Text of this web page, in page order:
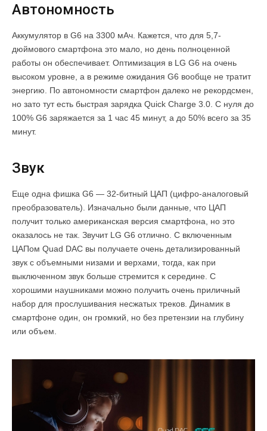
Автономность
Аккумулятор в G6 на 3300 мАч. Кажется, что для 5,7-
дюймового смартфона это мало, но день полноценной
работы он обеспечивает. Оптимизация в LG G6 на очень
высоком уровне, а в режиме ожидания G6 вообще не тратит
энергию. По автономности смартфон далеко не рекордсмен,
но зато тут есть быстрая зарядка Quick Charge 3.0. С нуля до
100% G6 заряжается за 1 час 45 минут, а до 50% всего за 35
минут.
Звук
Еще одна фишка G6 — 32-битный ЦАП (цифро-аналоговый
преобразователь). Изначально были данные, что ЦАП
получит только американская версия смартфона, но это
оказалось не так. Звучит LG G6 отлично. С включенным
ЦАПом Quad DAC вы получаете очень детализированный
звук с объемными низами и верхами, тогда, как при
выключенном звук больше стремится к середине. С
хорошими наушниками можно получить очень приличный
набор для прослушивания несжатых треков. Динамик в
смартфоне один, он громкий, но без претензии на глубину
или объем.